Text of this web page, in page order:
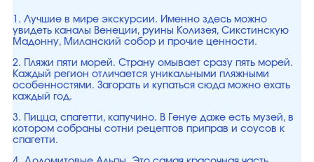
1. Лучшие в мире экскурсии. Именно здесь можно
увидеть каналы Венеции, руины Колизея, Сикстинскую
Мадонну, Миланский собор и прочие ценности.
2. Пляжи пяти морей. Страну омывает сразу пять морей.
Каждый регион отличается уникальными пляжными
особенностями. Загорать и купаться сюда можно ехать
каждый год.
3. Пицца, спагетти, капучино. В Генуе даже есть музей, в
котором собраны сотни рецептов приправ и соусов к
спагетти.